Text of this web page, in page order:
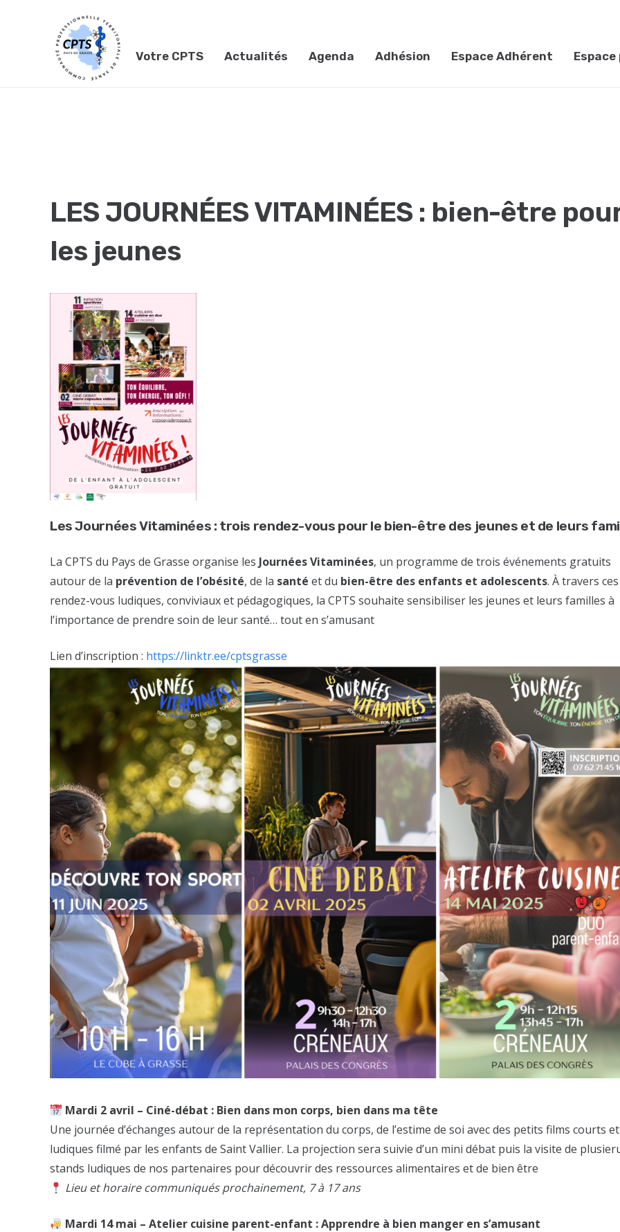
Votre CPTS Actualités Agenda Adhésion Espace Adhérent
LES JOURNÉES VITAMINÉES : bien-être
les jeunes
Les Journées Vitaminées : trois rendez-vous pour le bien-être des jeunes et de leurs
La CPTS du Pays de Grasse organise les Journées Vitaminées, un programme de trois événements gratuits
autour de la prévention de l’obésité, de la santé et du bien-être des enfants et adolescents. À travers ces
rendez-vous ludiques, conviviaux et pédagogiques, la CPTS souhaite sensibiliser les jeunes et leurs familles à
l’importance de prendre soin de leur santé… tout en s’amusant
Lien d’inscription : https://linktr.ee/cptsgrasse
Mardi 2 avril – Ciné-débat : Bien dans mon corps, bien dans ma tête
Une journée d’échanges autour de la représentation du corps, de l’estime de soi avec des petits films courts et
ludiques filmé par les enfants de Saint Vallier. La projection sera suivie d’un mini débat puis la visite de
stands ludiques de nos partenaires pour découvrir des ressources alimentaires et de bien être
Lieu et horaire communiqués prochainement, 7 à 17 ans
Mardi 14 mai – Atelier cuisine parent-enfant : Apprendre à bien manger en s’amusant